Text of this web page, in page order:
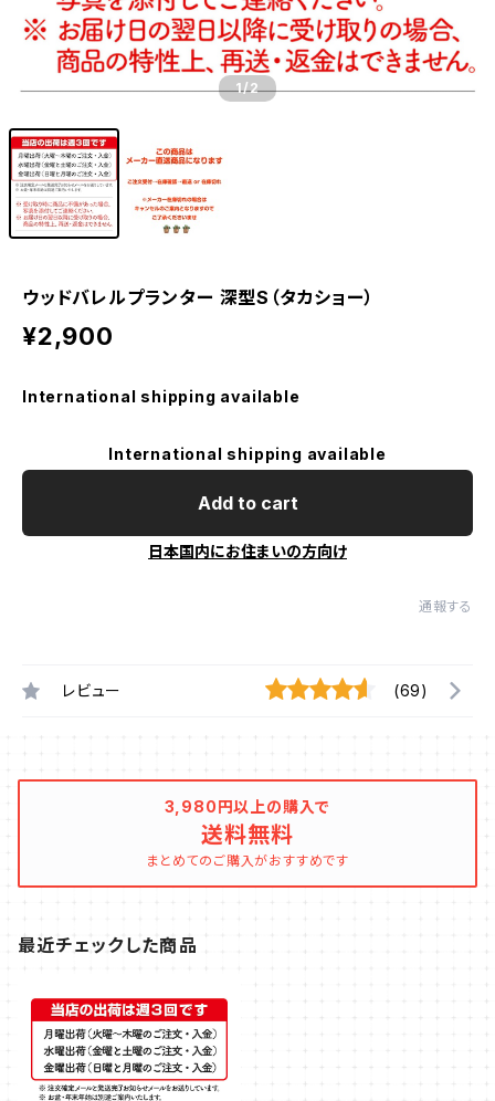
1/2
ウッドバレルプランター 深型S（タカショー）
¥2,900
International shipping available
International shipping available
Add to cart
日本国内にお住まいの方向け
通報する
レビュー (69)
3,980円以上の購入で
送料無料
まとめてのご購入がおすすめです
最近チェックした商品